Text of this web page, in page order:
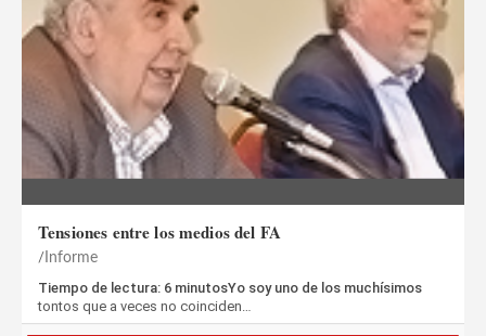
Tensiones entre los medios del FA
Informe
Tiempo de lectura: 6 minutosYo soy uno de los muchísimos
tontos que a veces no coinciden…